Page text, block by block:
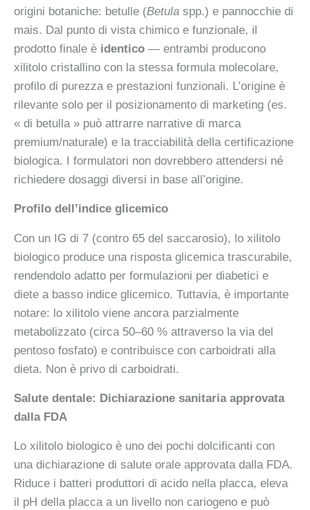
origini botaniche: betulle (Betula spp.) e pannocchie di
mais. Dal punto di vista chimico e funzionale, il
prodotto finale è identico — entrambi producono
xilitolo cristallino con la stessa formula molecolare,
profilo di purezza e prestazioni funzionali. L’origine è
rilevante solo per il posizionamento di marketing (es.
« di betulla » può attrarre narrative di marca
premium/naturale) e la tracciabilità della certificazione
biologica. I formulatori non dovrebbero attendersi né
richiedere dosaggi diversi in base all’origine.
Profilo dell’indice glicemico
Con un IG di 7 (contro 65 del saccarosio), lo xilitolo
biologico produce una risposta glicemica trascurabile,
rendendolo adatto per formulazioni per diabetici e
diete a basso indice glicemico. Tuttavia, è importante
notare: lo xilitolo viene ancora parzialmente
metabolizzato (circa 50–60 % attraverso la via del
pentoso fosfato) e contribuisce con carboidrati alla
dieta. Non è privo di carboidrati.
Salute dentale: Dichiarazione sanitaria approvata
dalla FDA
Lo xilitolo biologico è uno dei pochi dolcificanti con
una dichiarazione di salute orale approvata dalla FDA.
Riduce i batteri produttori di acido nella placca, eleva
il pH della placca a un livello non cariogeno e può